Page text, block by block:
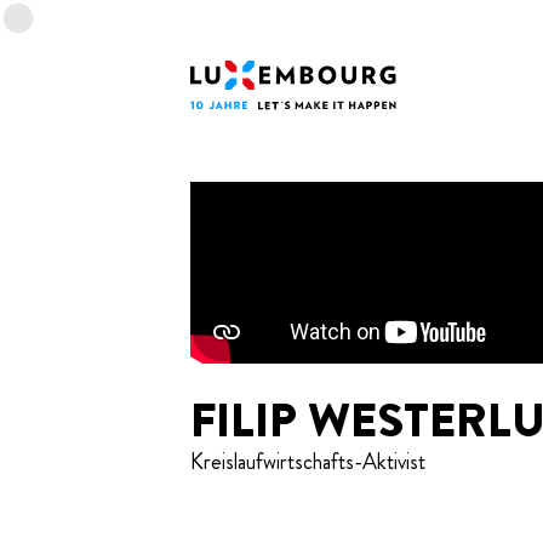
Startseite
FILIP
Kreislaufwirtschafts-Aktivist